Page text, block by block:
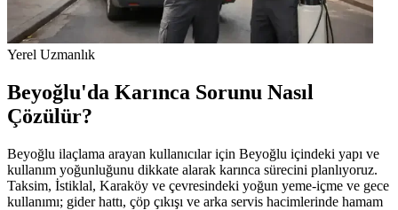
Yerel Uzmanlık
Beyoğlu'da Karınca Sorunu Nasıl
Çözülür?
Beyoğlu ilaçlama arayan kullanıcılar için Beyoğlu içindeki yapı ve
kullanım yoğunluğunu dikkate alarak karınca sürecini planlıyoruz.
Taksim, İstiklal, Karaköy ve çevresindeki yoğun yeme-içme ve gece
kullanımı; gider hattı, çöp çıkışı ve arka servis hacimlerinde hamam